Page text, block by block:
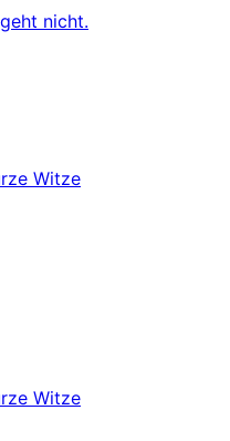
nicht.
Witze
Witze